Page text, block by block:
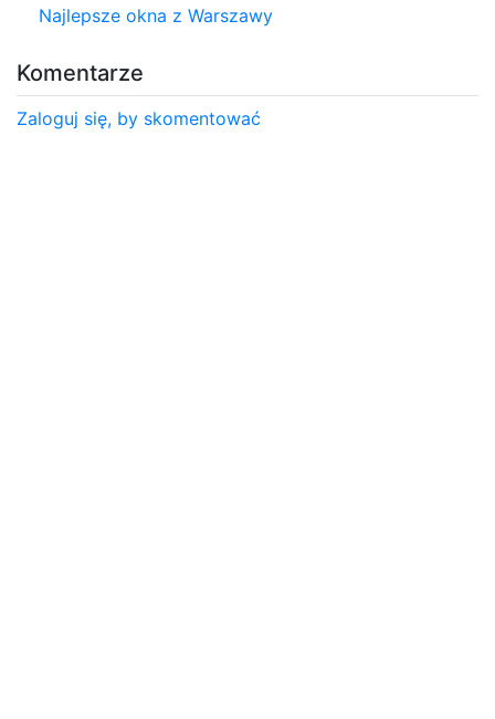
Najlepsze okna z Warszawy
Komentarze
Zaloguj się, by skomentować